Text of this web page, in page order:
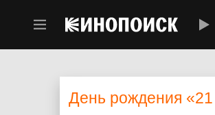
День рождения «21